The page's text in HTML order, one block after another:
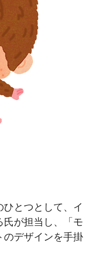
とつとして、イ
氏が担当し、「モ
のデザインを手掛